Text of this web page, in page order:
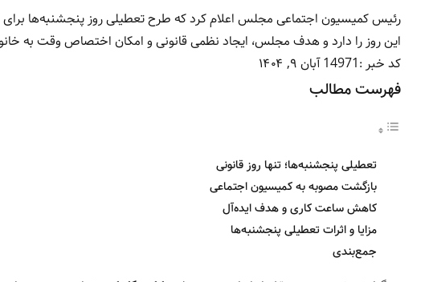
رئیس کمیسیون اجتماعی مجلس اعلام کرد که طرح تعطیلی روز پنجشنبه‌ها
این روز را دارد و هدف مجلس، ایجاد نظمی قانونی و امکان اختصاص وقت به
کد خبر :14971
آبان ۹, ۱۴۰۴
فهرست مطالب
تعطیلی پنجشنبه‌ها؛ تنها روز قانونی
بازگشت مصوبه به کمیسیون اجتماعی
کاهش ساعت کاری و هدف ایده‌آل
مزایا و اثرات تعطیلی پنجشنبه‌ها
جمع‌بندی